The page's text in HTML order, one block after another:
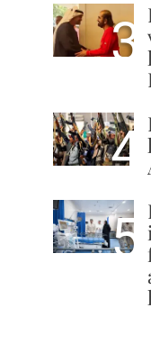
3
4
5